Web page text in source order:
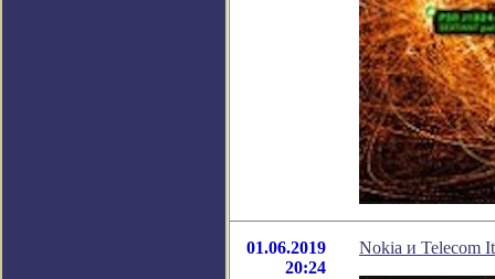
01.06.2019
20:24
Nokia и Telecom